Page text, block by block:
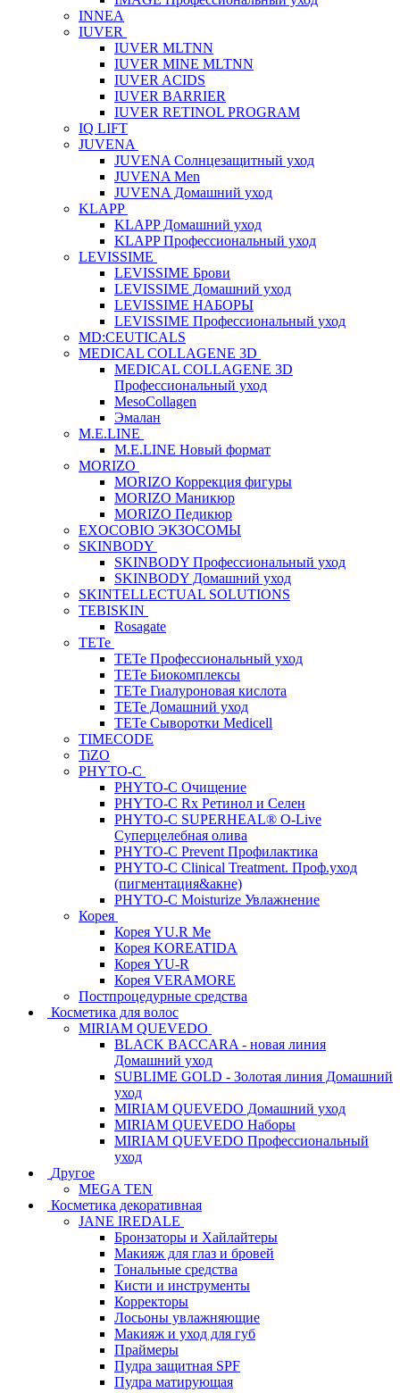
INNEA
IUVER
IUVER MLTNN
IUVER MINE MLTNN
IUVER ACIDS
IUVER BARRIER
IUVER RETINOL PROGRAM
IQ LIFT
JUVENA
JUVENA Солнцезащитный уход
JUVENA Men
JUVENA Домашний уход
KLAPP
KLAPP Домашний уход
KLAPP Профессиональный уход
LEVISSIME
LEVISSIME Брови
LEVISSIME Домашний уход
LEVISSIME НАБОРЫ
LEVISSIME Профессиональный уход
MD:CEUTICALS
MEDICAL COLLAGENE 3D
MEDICAL COLLAGENE 3D
Профессиональный уход
MesoCollagen
Эмалан
M.E.LINE
M.E.LINE Новый формат
MORIZO
MORIZO Коррекция фигуры
MORIZO Маникюр
MORIZO Педикюр
EXOCOBIO ЭКЗОСОМЫ
SKINBODY
SKINBODY Профессиональный уход
SKINBODY Домашний уход
SKINTELLECTUAL SOLUTIONS
TEBISKIN
Rosagate
TETe
TETe Профессиональный уход
TETe Биокомплексы
TETe Гиалуроновая кислота
TETe Домашний уход
TETe Сыворотки Medicell
TIMECODE
TiZO
PHYTO-C
PHYTO-C Очищение
PHYTO-C Rx Ретинол и Селен
PHYTO-C SUPERHEAL® O-Live
Суперцелебная олива
PHYTO-C Prevent Профилактика
PHYTO-C Clinical Treatment. Проф.уход
(пигментация&акне)
PHYTO-C Moisturize Увлажнение
Корея
Корея YU.R Me
Корея KOREATIDA
Корея YU-R
Корея VERAMORE
Постпроцедурные средства
Косметика для волос
MIRIAM QUEVEDO
BLACK BACCARA - новая линия
Домашний уход
SUBLIME GOLD - Золотая линия Домашний
уход
MIRIAM QUEVEDO Домашний уход
MIRIAM QUEVEDO Наборы
MIRIAM QUEVEDO Профессиональный
уход
Другое
MEGA TEN
Косметика декоративная
JANE IREDALE
Бронзаторы и Хайлайтеры
Макияж для глаз и бровей
Тональные средства
Кисти и инструменты
Корректоры
Лосьоны увлажняющие
Макияж и уход для губ
Праймеры
Пудра защитная SPF
Пудра матирующая